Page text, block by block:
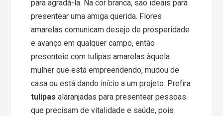
para agradá-la. Na cor branca, são ideais para
presentear uma amiga querida. Flores
amarelas comunicam desejo de prosperidade
e avanço em qualquer campo, então
presenteie com tulipas amarelas àquela
mulher que está empreendendo, mudou de
casa ou está dando início a um projeto. Prefira
tulipas alaranjadas para presentear pessoas
que precisam de vitalidade e saúde, pois